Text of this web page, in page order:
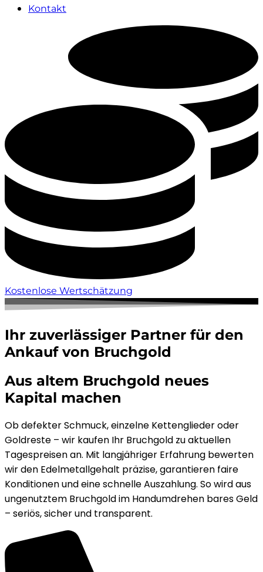
Kontakt
Kostenlose Wertschätzung
Ihr zuverlässiger Partner für den
Ankauf von Bruchgold
Aus altem Bruchgold neues
Kapital machen
Ob defekter Schmuck, einzelne Kettenglieder oder
Goldreste – wir kaufen Ihr Bruchgold zu aktuellen
Tagespreisen an. Mit langjähriger Erfahrung bewerten
wir den Edelmetallgehalt präzise, garantieren faire
Konditionen und eine schnelle Auszahlung. So wird aus
ungenutztem Bruchgold im Handumdrehen bares Geld
– seriös, sicher und transparent.